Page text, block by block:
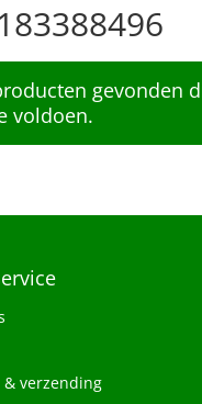
gevonden
voldoen.
& verzending